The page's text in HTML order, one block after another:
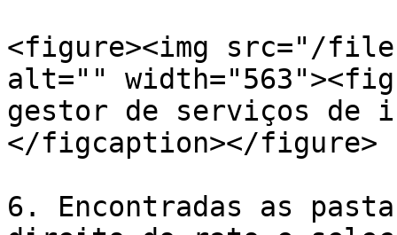
<figure><img src="/files/
alt=""
gestor de serviços de
</figcaption></figure>
6. Encontradas as